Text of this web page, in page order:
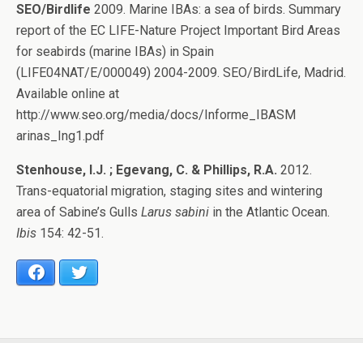
SEO/Birdlife 2009. Marine IBAs: a sea of birds. Summary
report of the EC LIFE-Nature Project Important Bird Areas
for seabirds (marine IBAs) in Spain
(LIFE04NAT/E/000049) 2004-2009. SEO/BirdLife, Madrid.
Available online at
http://www.seo.org/media/docs/Informe_IBASM
arinas_Ing1.pdf
Stenhouse, I.J. ; Egevang, C. & Phillips, R.A. 2012.
Trans-equatorial migration, staging sites and wintering
area of Sabine’s Gulls Larus sabini in the Atlantic Ocean.
Ibis 154: 42-51.
Facebook